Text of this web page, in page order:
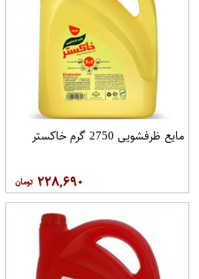
مایع ظرفشویی 2750 گرم خاکستر
۲۲۸,۶۹۰